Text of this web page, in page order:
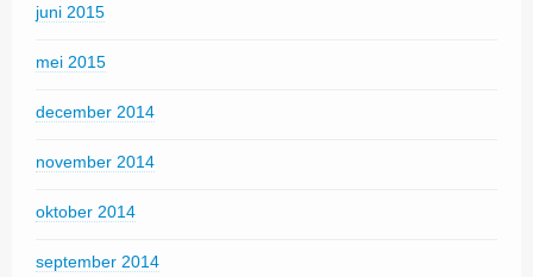
juni 2015
mei 2015
december 2014
november 2014
oktober 2014
september 2014